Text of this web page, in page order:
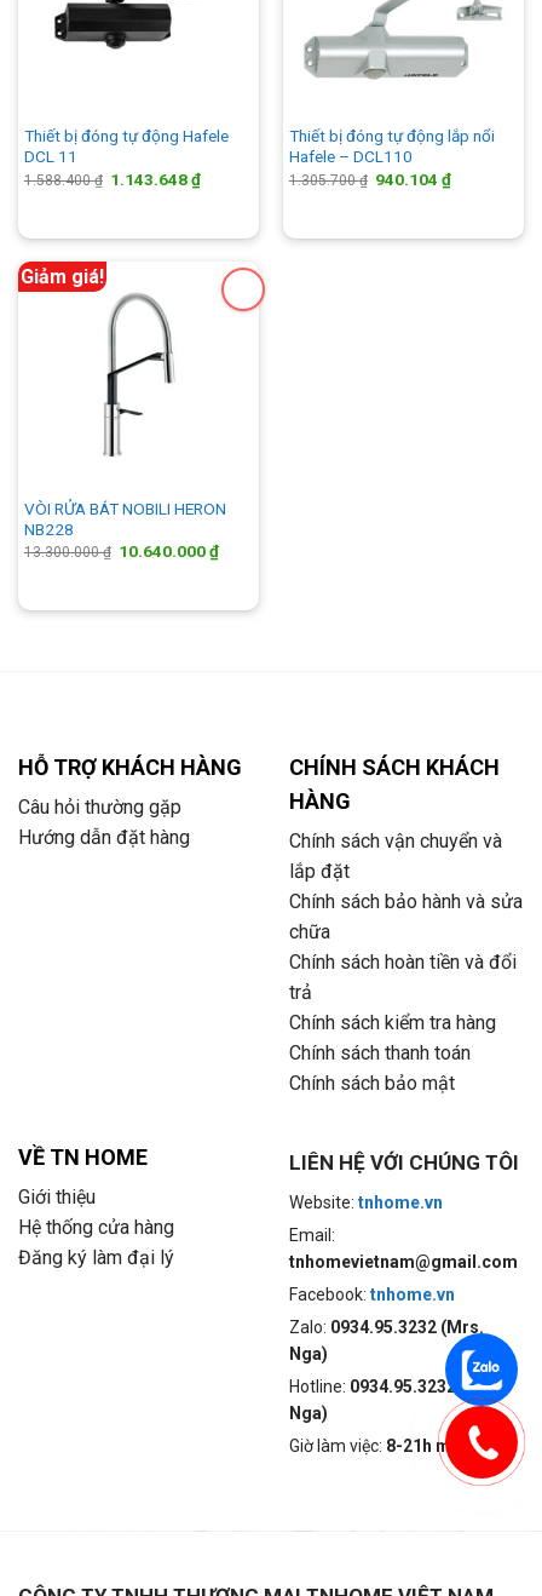
Thiết bị đóng tự động Hafele
DCL 11
1.588.400₫ Giá
1.143.648₫Giá
1.143.648 ₫.
Thiết bị đóng tự động lắp nổi
Hafele – DCL110
1.305.700₫ Giá
940.104₫Giá
940.104 ₫.
Giảm giá!
VÒI RỬA BÁT NOBILI HERON
NB228
13.300.000₫ Giá
10.640.000₫Giá
10.640.000 ₫.
HỖ TRỢ KHÁCH HÀNG
Câu hỏi thường gặp
Hướng dẫn đặt hàng
CHÍNH SÁCH KHÁCH
HÀNG
Chính sách vận chuyển và
lắp đặt
Chính sách bảo hành và sửa
chữa
Chính sách hoàn tiền và đổi
trả
Chính sách kiểm tra hàng
Chính sách thanh toán
Chính sách bảo mật
VỀ TN HOME
Giới thiệu
Hệ thống cửa hàng
Đăng ký làm đại lý
LIÊN HỆ VỚI CHÚNG TÔI
Website: tnhome.vn
Email:
tnhomevietnam@gmail.com
Facebook: tnhome.vn
Zalo: 0934.95.3232 (Mrs.
Nga)
Hotline: 0934.95.3232 (Mrs.
Nga)
Giờ làm việc: 8-21h mỗi ngày